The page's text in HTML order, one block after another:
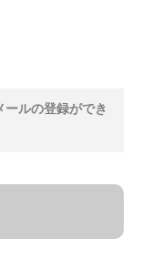
ールの登録ができ